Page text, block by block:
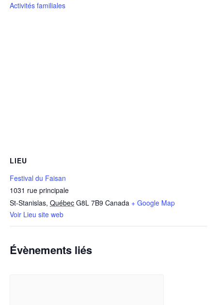
Activités familiales
LIEU
Festival du Faisan
1031 rue principale
St-Stanislas, Québec G8L 7B9 Canada + Google Map
Voir Lieu site web
Évènements liés